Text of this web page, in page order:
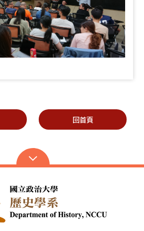
回首頁